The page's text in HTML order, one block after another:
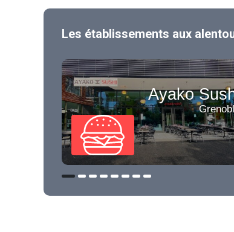
Les établissements aux
Ayako